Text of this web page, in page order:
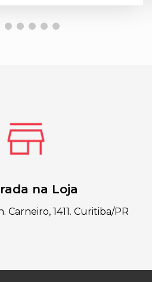
na Loja
Carneiro, 1411. Curitiba/PR